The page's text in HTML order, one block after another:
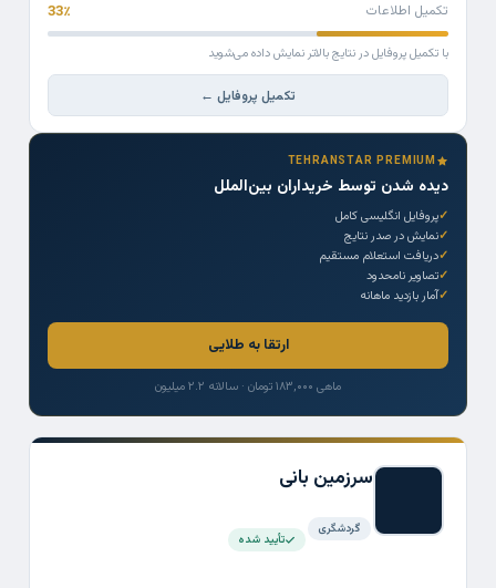
سرزمین بانی
گردشگری
تأیید شده
تکمیل اطلاعات 33٪
با تکمیل پروفایل در نتایج بالاتر نمایش داده می‌شوید
تکمیل پروفایل ←
TEHRANSTAR PREMIUM
دیده شدن توسط خریداران بین‌الملل
پروفایل انگلیسی کامل
نمایش در صدر نتایج
دریافت استعلام مستقیم
تصاویر نامحدود
آمار بازدید ماهانه
ارتقا به طلایی
ماهی ۱۸۳,۰۰۰ تومان · سالانه ۲.۲ میلیون